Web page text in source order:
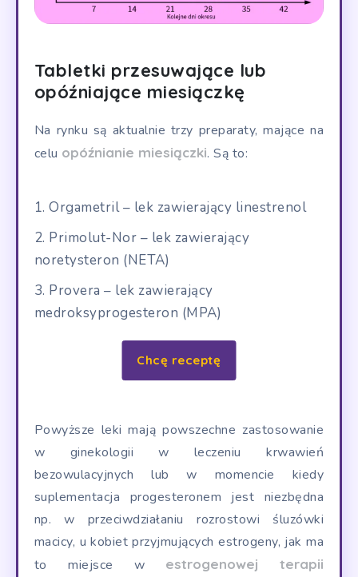
Tabletki przesuwające lub
opóźniające miesiączkę
Na rynku są aktualnie trzy preparaty, mające na
celu opóźnianie miesiączki. Są to:
Orgametril – lek zawierający linestrenol
Primolut-Nor – lek zawierający
noretysteron (NETA)
Provera – lek zawierający
medroksyprogesteron (MPA)
Chcę receptę
Powyższe leki mają powszechne zastosowanie
w ginekologii w leczeniu krwawień
bezowulacyjnych lub w momencie kiedy
suplementacja progesteronem jest niezbędna
np. w przeciwdziałaniu rozrostowi śluzówki
macicy, u kobiet przyjmujących estrogeny, jak ma
to miejsce w estrogenowej terapii